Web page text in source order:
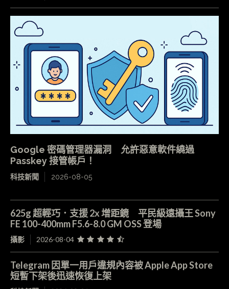
Google 密碼管理器漏洞 允許惡意軟件繞過
Passkey 接管帳戶！
科技新聞 2026-08-05
625g 超輕巧．支援 2x 增距鏡 平民級遠攝王 Sony
FE 100-400mm F5.6-8.0 GM OSS 登場
攝影 2026-08-04
Telegram 因單一用戶違規內容被 Apple App Store
短暫下架後迅速恢復上架